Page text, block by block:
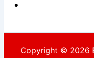
Copyright © 2026